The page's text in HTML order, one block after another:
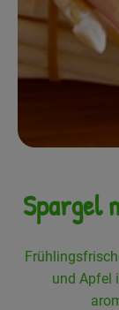
Frisches
Getränke
Drogerie
Gratis
Spargel
und Apfel